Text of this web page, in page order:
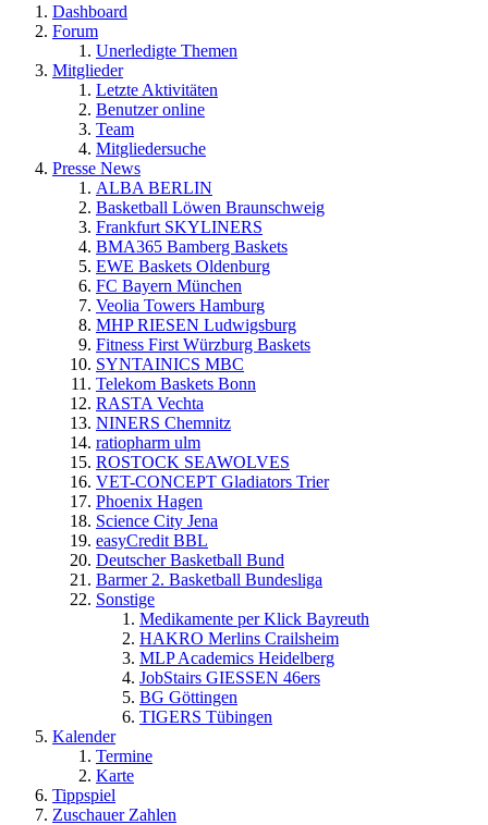
Dashboard
Forum
Unerledigte Themen
Mitglieder
Letzte Aktivitäten
Benutzer online
Team
Mitgliedersuche
Presse News
ALBA BERLIN
Basketball Löwen Braunschweig
Frankfurt SKYLINERS
BMA365 Bamberg Baskets
EWE Baskets Oldenburg
FC Bayern München
Veolia Towers Hamburg
MHP RIESEN Ludwigsburg
Fitness First Würzburg Baskets
SYNTAINICS MBC
Telekom Baskets Bonn
RASTA Vechta
NINERS Chemnitz
ratiopharm ulm
ROSTOCK SEAWOLVES
VET-CONCEPT Gladiators Trier
Phoenix Hagen
Science City Jena
easyCredit BBL
Deutscher Basketball Bund
Barmer 2. Basketball Bundesliga
Sonstige
Medikamente per Klick Bayreuth
HAKRO Merlins Crailsheim
MLP Academics Heidelberg
JobStairs GIESSEN 46ers
BG Göttingen
TIGERS Tübingen
Kalender
Termine
Karte
Tippspiel
Zuschauer Zahlen